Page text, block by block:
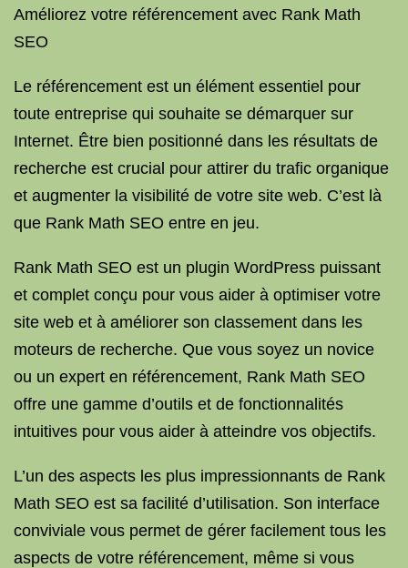
Améliorez votre référencement avec Rank Math
SEO
Le référencement est un élément essentiel pour
toute entreprise qui souhaite se démarquer sur
Internet. Être bien positionné dans les résultats de
recherche est crucial pour attirer du trafic organique
et augmenter la visibilité de votre site web. C’est là
que Rank Math SEO entre en jeu.
Rank Math SEO est un plugin WordPress puissant
et complet conçu pour vous aider à optimiser votre
site web et à améliorer son classement dans les
moteurs de recherche. Que vous soyez un novice
ou un expert en référencement, Rank Math SEO
offre une gamme d’outils et de fonctionnalités
intuitives pour vous aider à atteindre vos objectifs.
L’un des aspects les plus impressionnants de Rank
Math SEO est sa facilité d’utilisation. Son interface
conviviale vous permet de gérer facilement tous les
aspects de votre référencement, même si vous